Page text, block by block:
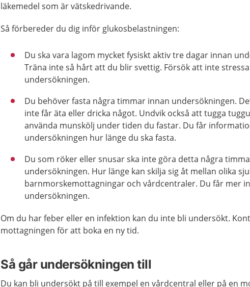
läkemedel som är vätskedrivande.
Så förbereder du dig inför glukosbelastningen:
Du ska vara lagom mycket fysiskt aktiv tre dagar innan
Träna inte så hårt att du blir svettig. Försök att inte
undersökningen.
Du behöver fasta några timmar innan undersökningen.
inte får äta eller dricka något. Undvik också att tugga
använda munskölj under tiden du fastar. Du får
undersökningen hur länge du ska fasta.
Du som röker eller snusar ska inte göra detta några
undersökningen. Hur länge kan skilja sig åt mellan olika
barnmorskemottagningar och vårdcentraler. Du får mer
undersökningen.
Om du har feber eller en infektion kan du inte bli undersökt.
mottagningen för att boka en ny tid.
Så går undersökningen till
Du kan bli undersökt på till exempel en vårdcentral eller på en